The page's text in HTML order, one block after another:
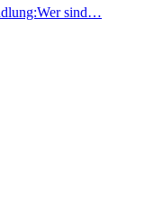
sind…